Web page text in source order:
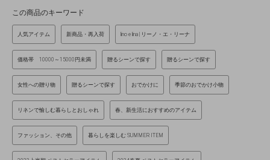
この商品のキーワード
人気アイテム 新商品・再入荷 lino e lina | リーノ・エ・リーナ
価格帯 10000～15000円未満 贈るシーンで探す 贈るシーンで探す
女性への贈り物 贈るシーンで探す おでかけに 季節のおでかけ小物
リネンで愉しむ暮らしとおしゃれ 春、新生活におすすめのアイテム
ファッション、その他 暮らしを楽しむ SUMMER ITEM